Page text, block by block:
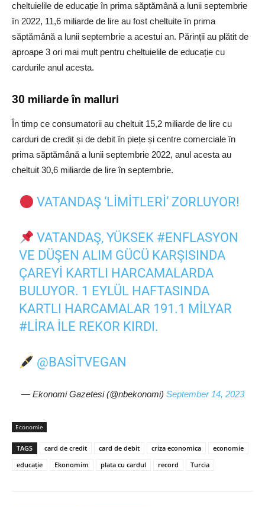
cheltuielile de educație în prima săptămână a lunii septembrie
în 2022, 11,6 miliarde de lire au fost cheltuite în prima
săptămână a lunii septembrie a acestui an. Părinții au plătit de
aproape 3 ori mai mult pentru cheltuielile de educație cu
cardurile anul acesta.
30 miliarde în malluri
În timp ce consumatorii au cheltuit 15,2 miliarde de lire cu
carduri de credit și de debit în piețe și centre comerciale în
prima săptămână a lunii septembrie 2022, anul acesta au
cheltuit 30,6 miliarde de lire în septembrie.
VATANDAŞ ‘LIMITLERI’ ZORLUYOR!
VATANDAŞ, YÜKSEK #ENFLASYON
VE DÜŞEN ALIM GÜCÜ KARŞISINDA
ÇAREYI KARTLI HARCAMALARDA
BULUYOR. 1 EYLÜL HAFTASINDA
KARTLI HARCAMALAR 191.1 MILYAR
#LIRA ILE REKOR KIRDI.
@BASITVEGAN
— Ekonomi Gazetesi (@nbekonomi) September 14, 2023
Economie
TAGS card de credit card de debit criza economica
economie
educație
Ekonomim plata cu cardul record Turcia